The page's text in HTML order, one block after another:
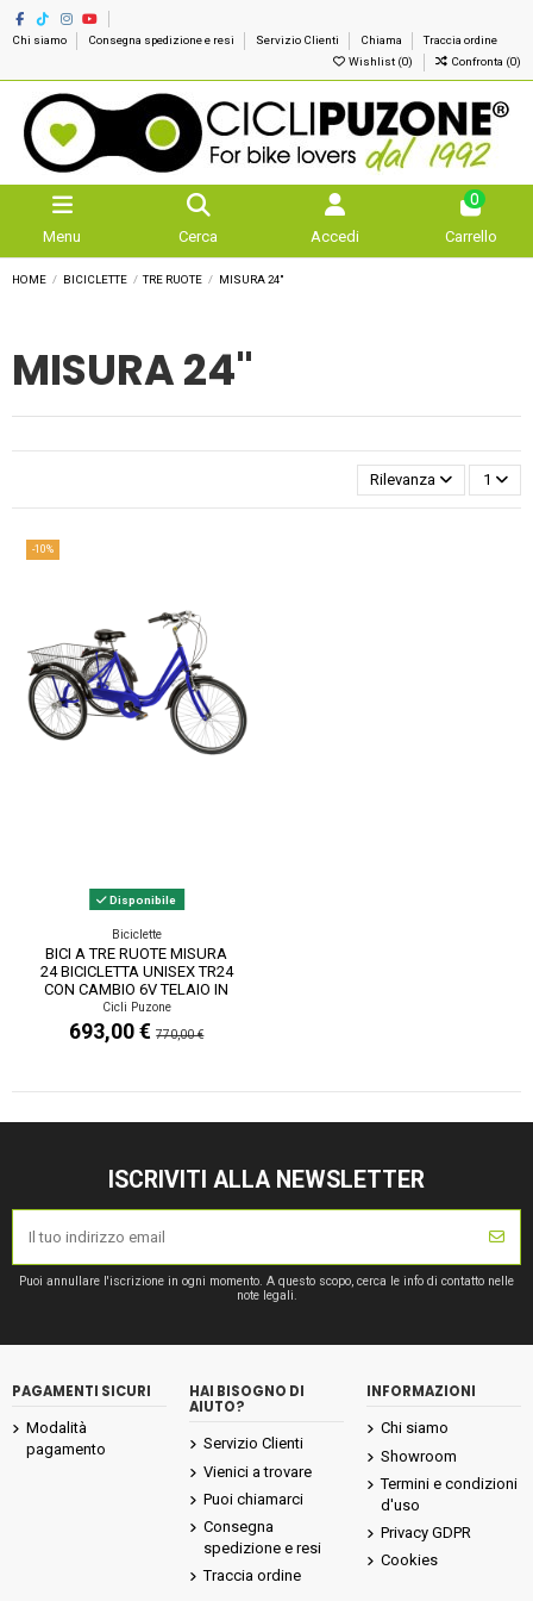
Chi siamo Consegna spedizione e resi Servizio Clienti Chiama
Traccia ordine
Wishlist (0) Confronta (0)
Menu Cerca Accedi
0
Carrello
HOME BICICLETTE TRE RUOTE MISURA 24"
MISURA 24"
Rilevanza 1
-10%
Disponibile
Biciclette
BICI A TRE RUOTE MISURA
24 BICICLETTA UNISEX TR24
CON CAMBIO 6V TELAIO IN
ALLUMINIO...
Cicli Puzone
693,00 €770,00 €
ISCRIVITI ALLA NEWSLETTER
Puoi annullare l'iscrizione in ogni momento. A questo scopo, cerca le info di contatto nelle
note legali.
PAGAMENTI SICURI
Modalità
pagamento
HAI BISOGNO DI
AIUTO?
Servizio Clienti
Vienici a trovare
Puoi chiamarci
Consegna
spedizione e resi
Traccia ordine
INFORMAZIONI
Chi siamo
Showroom
Termini e condizioni
d'uso
Privacy GDPR
Cookies